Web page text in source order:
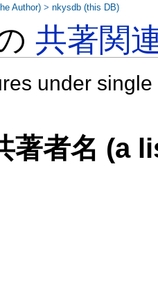
共著関
under
著者名 (a
Author) >nkysdb (this DB)